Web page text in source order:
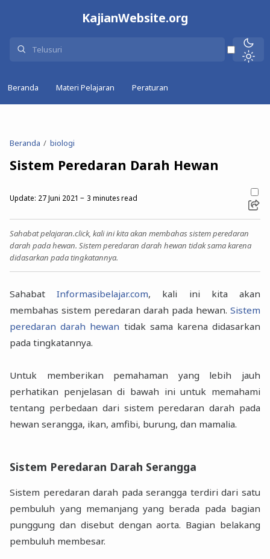
KajianWebsite.org
Beranda Materi Pelajaran Peraturan
Beranda biologi
Sistem Peredaran Darah Hewan
Update: 27 Juni 2021 3 minutes read
Sahabat pelajaran.click, kali ini kita akan membahas sistem peredaran
darah pada hewan. Sistem peredaran darah hewan tidak sama karena
didasarkan pada tingkatannya.
SahabatInformasibelajar.com, kali ini kita akan
membahas sistem peredaran darah pada hewan. Sistem
peredaran darah hewan tidak sama karena didasarkan
pada tingkatannya.
Untuk memberikan pemahaman yang lebih jauh
perhatikan penjelasan di bawah ini untuk memahami
tentang perbedaan dari sistem peredaran darah pada
hewan serangga, ikan, amfibi, burung, dan mamalia.
Sistem Peredaran Darah Serangga
Sistem peredaran darah pada serangga terdiri dari satu
pembuluh yang memanjang yang berada pada bagian
punggung dan disebut dengan aorta. Bagian belakang
pembuluh membesar.